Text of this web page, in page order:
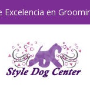
Excelencia en